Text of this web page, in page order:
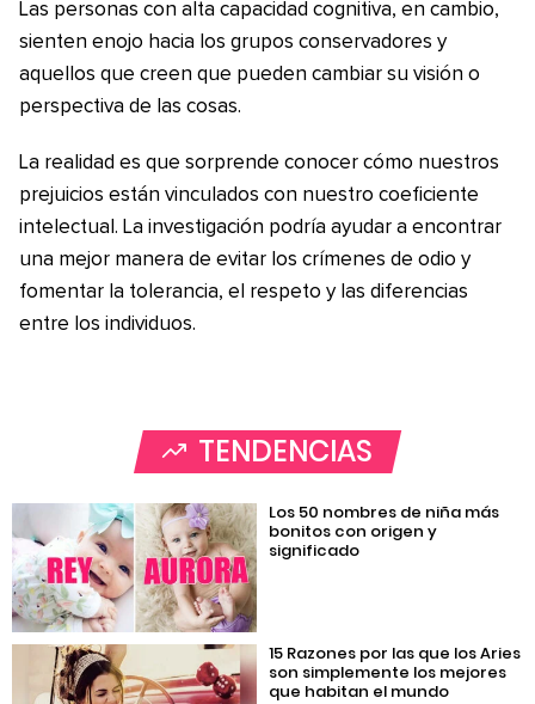
Las personas con alta capacidad cognitiva, en cambio,
sienten enojo hacia los grupos conservadores y
aquellos que creen que pueden cambiar su visión o
perspectiva de las cosas.
La realidad es que sorprende conocer cómo nuestros
prejuicios están vinculados con nuestro coeficiente
intelectual. La investigación podría ayudar a encontrar
una mejor manera de evitar los crímenes de odio y
fomentar la tolerancia, el respeto y las diferencias
entre los individuos.
TENDENCIAS
Los 50 nombres de niña más
bonitos con origen y
significado
15 Razones por las que los Aries
son simplemente los mejores
que habitan el mundo